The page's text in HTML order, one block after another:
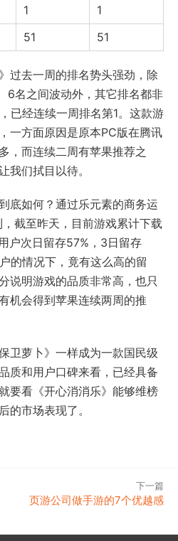
1
1
51 51
过去一周的排名势头强劲，除
6名之间波动外，其它排名都非
已经连续一周排名第1。这款游
一方面原因是原本PC版在腾讯
，而连续二周有苹果推荐之
我们拭目以待。
底如何？通过乐元素的商务运
截至昨天，目前游戏累计下载
户次日留存57%，3日留存
的情况下，竟有这么高的留
说明游戏的品质非常高，也只
机会得到苹果连续两周的推
卫萝卜》一样成为一款国民级
质和用户口碑来看，已经具备
要看《开心消消乐》能够维榜
的市场表现了。
下一篇
页游公司做手游的7个优越感